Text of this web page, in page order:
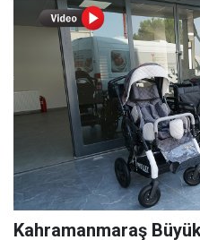
Kahramanmaraş